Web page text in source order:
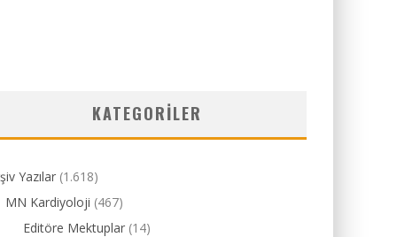
KATEGORILER
Yazılar (1.618)
MN Kardiyoloji (467)
Editöre Mektuplar (14)